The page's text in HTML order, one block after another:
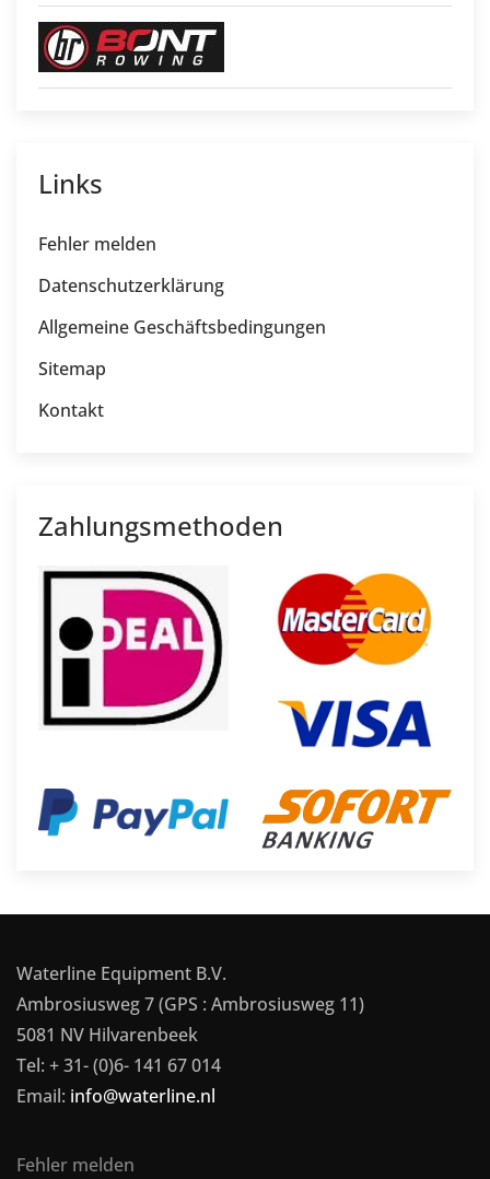
Links
Fehler melden
Datenschutzerklärung
Allgemeine Geschäftsbedingungen
Sitemap
Kontakt
Zahlungsmethoden
Waterline Equipment B.V.
Ambrosiusweg 7 (GPS : Ambrosiusweg 11)
5081 NV Hilvarenbeek
Tel: + 31- (0)6- 141 67 014
Email: info@waterline.nl
Fehler melden